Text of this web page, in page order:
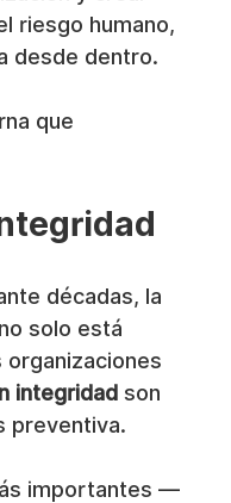
riesgo humano,
desde dentro.
que
décadas, la
solo está
organizaciones
integridad son
preventiva.
importantes —